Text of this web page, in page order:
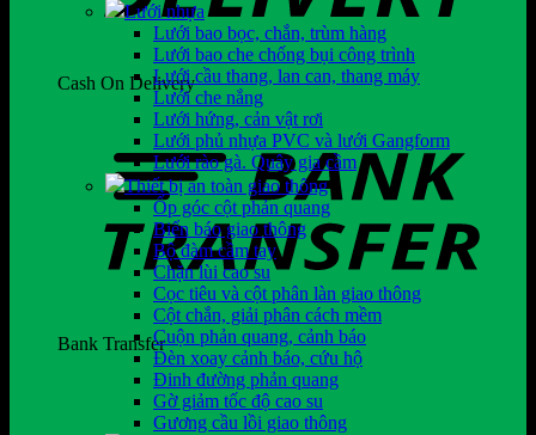
Cash On Delivery
Bank Transfer
Lưới nhựa
Lưới bao bọc, chắn, trùm hàng
Lưới bao che chống bụi công trình
Lưới cầu thang, lan can, thang máy
Lưới che nắng
Lưới hứng, cản vật rơi
Lưới phủ nhựa PVC và lưới Gangform
Lưới rào gà. Quây gia cầm
Thiết bị an toàn giao thông
Ốp góc cột phản quang
Biển báo giao thông
Bộ đàm cầm tay
Chặn lùi cao su
Cọc tiêu và cột phân làn giao thông
Cột chắn, giải phân cách mềm
Cuộn phản quang, cảnh báo
Đèn xoay cảnh báo, cứu hộ
Đinh đường phản quang
Gờ giảm tốc độ cao su
Gương cầu lồi giao thông